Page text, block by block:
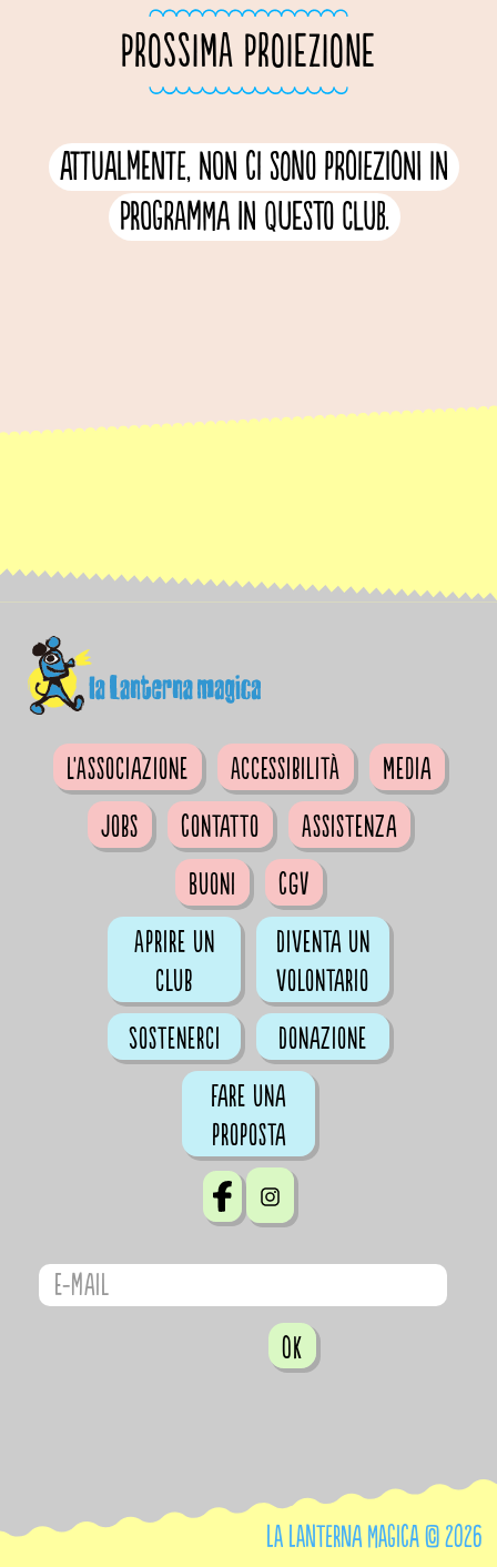
PROSSIMA PROIEZIONE
Attualmente, non ci sono proiezioni in
programma in questo club.
L'Associazione Accessibilità
Media
Jobs
Contatto
Assistenza
Buoni
CGV
Aprire un
club
Diventa un
volontario
Sostenerci
Donazione
Fare una
proposta
OK